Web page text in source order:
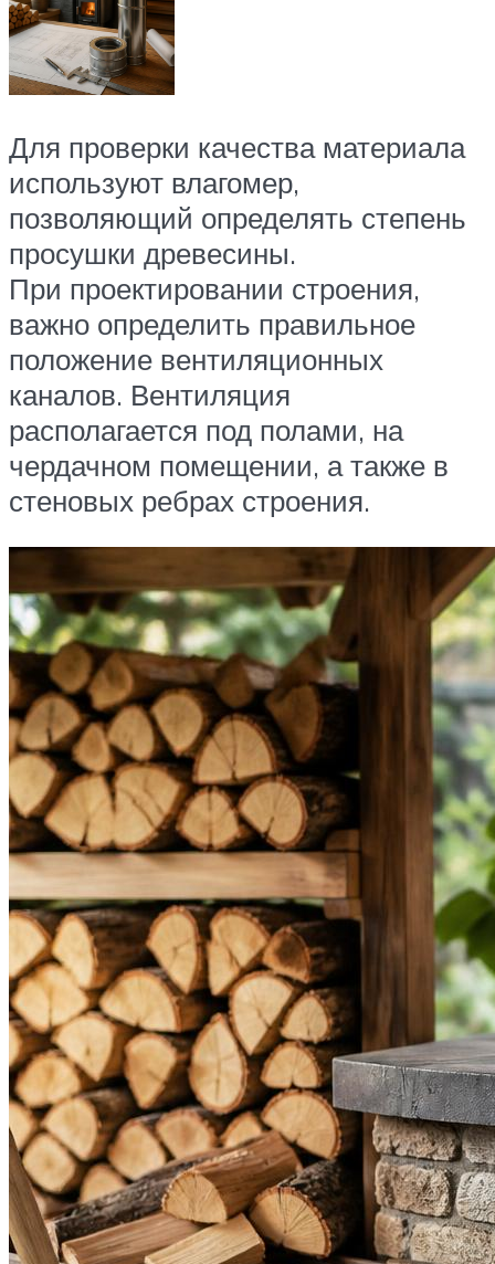
Для проверки качества материала
используют влагомер,
позволяющий определять степень
просушки древесины.
При проектировании строения,
важно определить правильное
положение вентиляционных
каналов. Вентиляция
располагается под полами, на
чердачном помещении, а также в
стеновых ребрах строения.